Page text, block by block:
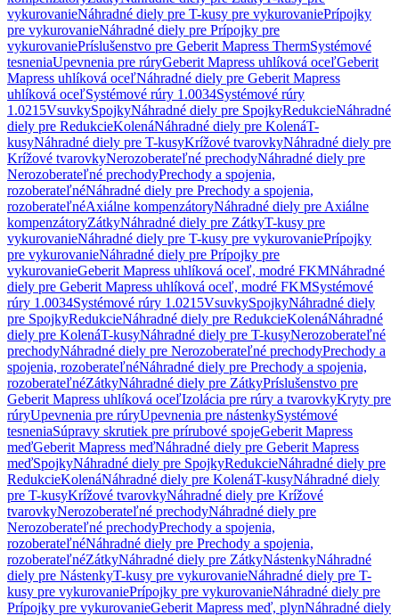
vykurovanieNáhradné diely pre T-kusy pre vykurovaniePrípojky
pre vykurovanieNáhradné diely pre Prípojky pre
vykurovaniePríslušenstvo pre Geberit Mapress ThermSystémové
tesneniaUpevnenia pre rúryGeberit Mapress uhlíková oceľGeberit
Mapress uhlíková oceľNáhradné diely pre Geberit Mapress
uhlíková oceľSystémové rúry 1.0034Systémové rúry
1.0215VsuvkySpojkyNáhradné diely pre SpojkyRedukcieNáhradné
diely pre RedukcieKolenáNáhradné diely pre KolenáT-
kusyNáhradné diely pre T-kusyKrížové tvarovkyNáhradné diely pre
Krížové tvarovkyNerozoberateľné prechodyNáhradné diely pre
Nerozoberateľné prechodyPrechody a spojenia,
rozoberateľnéNáhradné diely pre Prechody a spojenia,
rozoberateľnéAxiálne kompenzátoryNáhradné diely pre Axiálne
kompenzátoryZátkyNáhradné diely pre ZátkyT-kusy pre
vykurovanieNáhradné diely pre T-kusy pre vykurovaniePrípojky
pre vykurovanieNáhradné diely pre Prípojky pre
vykurovanieGeberit Mapress uhlíková oceľ, modré FKMNáhradné
diely pre Geberit Mapress uhlíková oceľ, modré FKMSystémové
rúry 1.0034Systémové rúry 1.0215VsuvkySpojkyNáhradné diely
pre SpojkyRedukcieNáhradné diely pre RedukcieKolenáNáhradné
diely pre KolenáT-kusyNáhradné diely pre T-kusyNerozoberateľné
prechodyNáhradné diely pre Nerozoberateľné prechodyPrechody a
spojenia, rozoberateľnéNáhradné diely pre Prechody a spojenia,
rozoberateľnéZátkyNáhradné diely pre ZátkyPríslušenstvo pre
Geberit Mapress uhlíková oceľIzolácia pre rúry a tvarovkyKryty pre
rúryUpevnenia pre rúryUpevnenia pre nástenkySystémové
tesneniaSúpravy skrutiek pre prírubové spojeGeberit Mapress
meďGeberit Mapress meďNáhradné diely pre Geberit Mapress
meďSpojkyNáhradné diely pre SpojkyRedukcieNáhradné diely pre
RedukcieKolenáNáhradné diely pre KolenáT-kusyNáhradné diely
pre T-kusyKrížové tvarovkyNáhradné diely pre Krížové
tvarovkyNerozoberateľné prechodyNáhradné diely pre
Nerozoberateľné prechodyPrechody a spojenia,
rozoberateľnéNáhradné diely pre Prechody a spojenia,
rozoberateľnéZátkyNáhradné diely pre ZátkyNástenkyNáhradné
diely pre NástenkyT-kusy pre vykurovanieNáhradné diely pre T-
kusy pre vykurovaniePrípojky pre vykurovanieNáhradné diely pre
Prípojky pre vykurovanieGeberit Mapress meď, plynNáhradné diely